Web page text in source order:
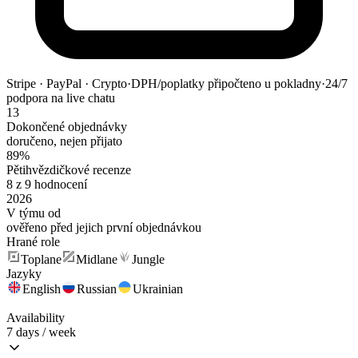
Stripe · PayPal · Crypto·DPH/poplatky připočteno u pokladny·24/7
podpora na live chatu
13
Dokončené objednávky
doručeno, nejen přijato
89%
Pětihvězdičkové recenze
8 z 9 hodnocení
2026
V týmu od
ověřeno před jejich první objednávkou
Hrané role
Toplane
Midlane
Jungle
Jazyky
English
Russian Ukrainian
Availability
7 days / week